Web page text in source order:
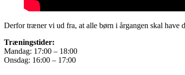
Derfor træner vi ud fra, at alle børn i årgangen skal have
Træningstider:
Mandag: 17:00 – 18:00
Onsdag: 16:00 – 17:00